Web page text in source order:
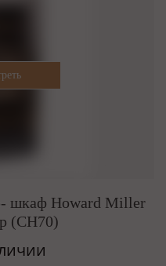
шкаф Howard Miller
(CH70)